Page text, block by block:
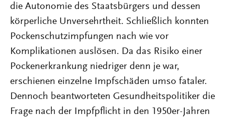
die Autonomie des Staatsbürgers und dessen
körperliche Unversehrtheit. Schließlich konnten
Pockenschutzimpfungen nach wie vor
Komplikationen auslösen. Da das Risiko einer
Pockenerkrankung niedriger denn je war,
erschienen einzelne Impfschäden umso fataler.
Dennoch beantworteten Gesundheitspolitiker die
Frage nach der Impfpflicht in den 1950er-Jahren